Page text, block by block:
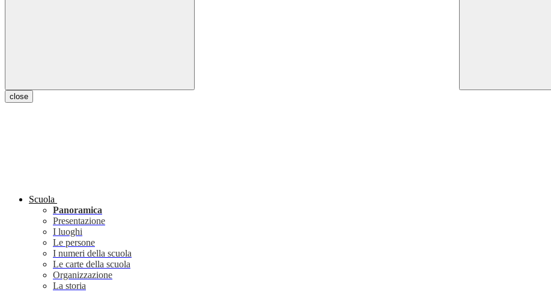
close
Scuola
Panoramica
Presentazione
I luoghi
Le persone
I numeri della scuola
Le carte della scuola
Organizzazione
La storia